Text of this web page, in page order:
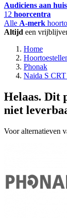
Audiciens aan huis
12 hoorcentra
Alle A-merk
Altijd een
Home
Phonak
Naida S
Helaas. Dit
niet
Voor alternatieven